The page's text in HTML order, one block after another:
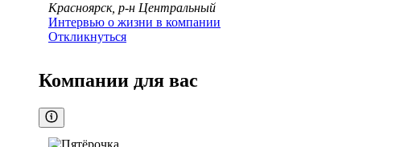
Красноярск, р-н Центральный
Интервью о жизни в компании
Откликнуться
Компании для вас